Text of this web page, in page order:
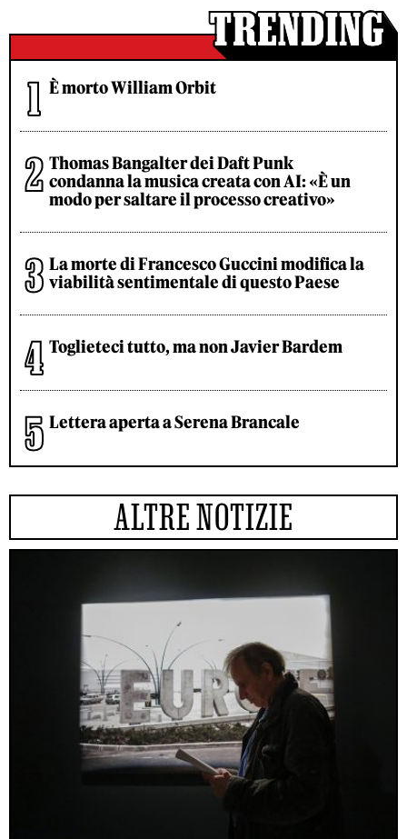
È morto William Orbit
Thomas Bangalter dei Daft Punk
condanna la musica creata con AI: «È un
modo per saltare il processo creativo»
La morte di Francesco Guccini modifica la
viabilità sentimentale di questo Paese
Toglieteci tutto, ma non Javier Bardem
Lettera aperta a Serena Brancale
ALTRE NOTIZIE